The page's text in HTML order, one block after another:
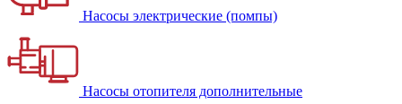
Насосы электрические (помпы)
Насосы отопителя дополнительные